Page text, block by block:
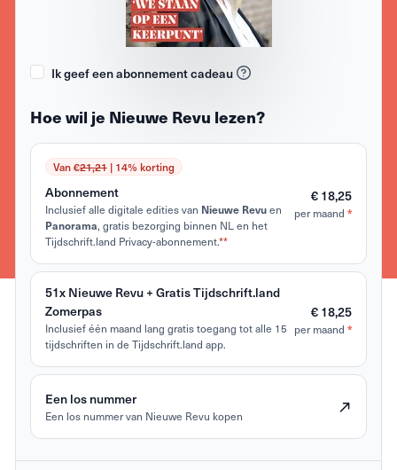
Ik geef een abonnement cadeau
Hoe wil je Nieuwe Revu lezen?
Van €21,21| 14% korting
Abonnement
Inclusief alle digitale edities van Nieuwe Revuen
Panorama, gratis bezorging binnen NL en het
Tijdschrift.land Privacy-abonnement.**
€ 18,25
per maand *
51x Nieuwe Revu + Gratis Tijdschrift.land
Zomerpas
Inclusief één maand lang gratis toegang tot alle 15
tijdschriften in de Tijdschrift.land app.
€ 18,25
per maand *
Een los nummer
Een los nummer van Nieuwe Revu kopen